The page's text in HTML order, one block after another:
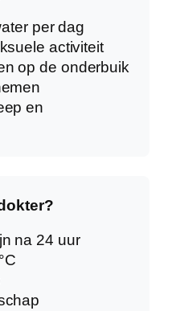
per dag
activiteit
op de onderbuik
en
na 24 uur